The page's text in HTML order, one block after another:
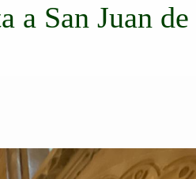
a San Juan de